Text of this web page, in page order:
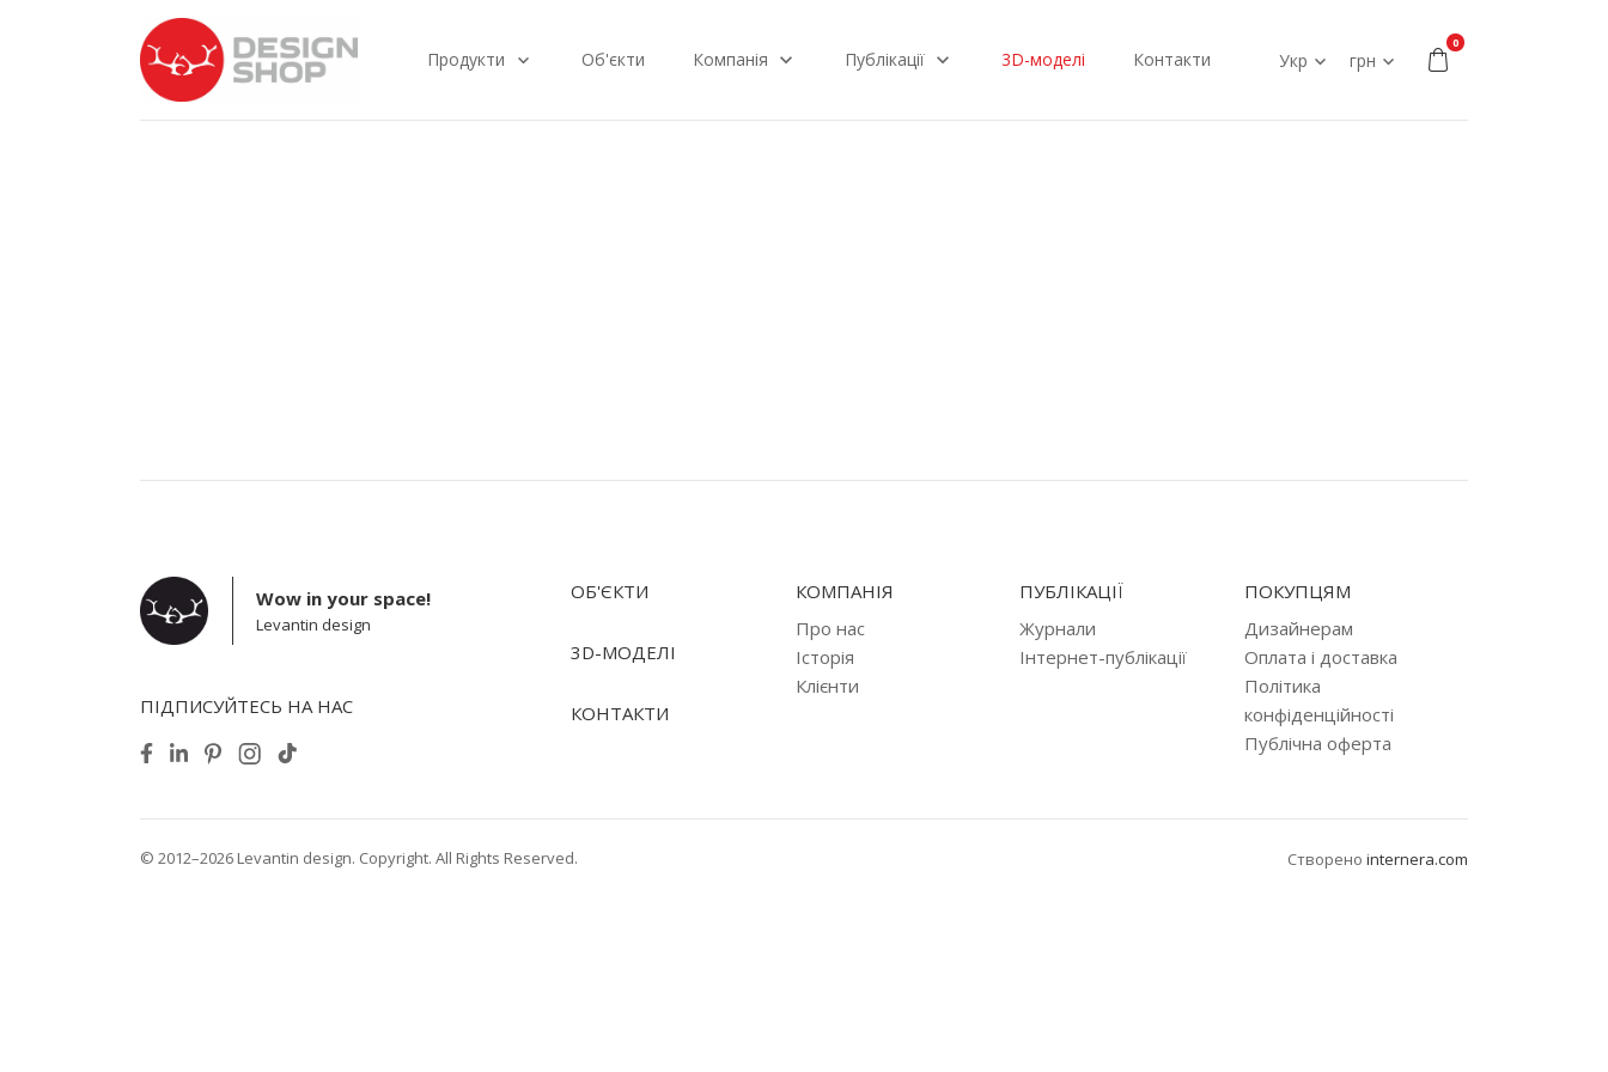
Продукти Об'єкти Компанія Публікації 3D-моделі Контакти Укр грн
0
Wow in your space!
Levantin design
ПІДПИСУЙТЕСЬ НА НАС
ОБ'ЄКТИ
КОМПАНІЯ
Про нас
Історія
Клієнти
ПУБЛІКАЦІЇ
Журнали
Інтернет-публікації
3D-МОДЕЛІ
КОНТАКТИ
ПОКУПЦЯМ
Дизайнерам
Оплата і доставка
Політика
конфіденційності
Публічна оферта
© 2012–2026 Levantin design. Copyright. All Rights Reserved. Створено internera.com